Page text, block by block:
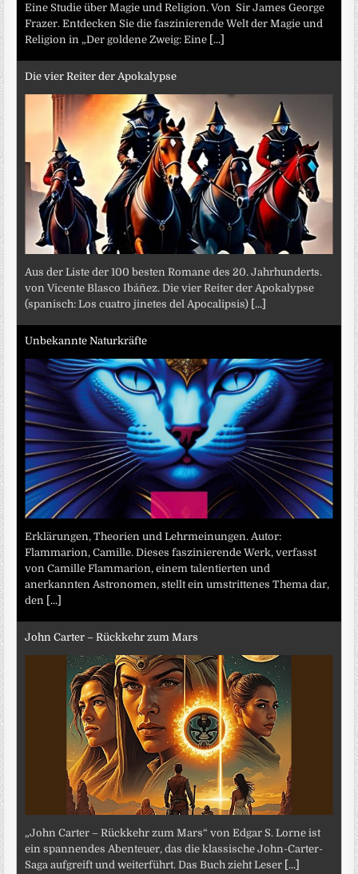
Eine Studie über Magie und Religion. Von Sir James George
Frazer. Entdecken Sie die faszinierende Welt der Magie und
Religion in „Der goldene Zweig: Eine [...]
Die vier Reiter der Apokalypse
Aus der Liste der 100 besten Romane des 20. Jahrhunderts.
von Vicente Blasco Ibáñez. Die vier Reiter der Apokalypse
(spanisch: Los cuatro jinetes del Apocalipsis) [...]
Unbekannte Naturkräfte
Erklärungen, Theorien und Lehrmeinungen. Autor:
Flammarion, Camille. Dieses faszinierende Werk, verfasst
von Camille Flammarion, einem talentierten und
anerkannten Astronomen, stellt ein umstrittenes Thema dar,
den [...]
John Carter – Rückkehr zum Mars
„John Carter – Rückkehr zum Mars“ von Edgar S. Lorne ist
ein spannendes Abenteuer, das die klassische John-Carter-
Saga aufgreift und weiterführt. Das Buch zieht Leser [...]